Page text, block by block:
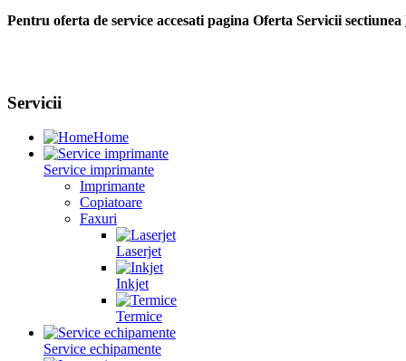
Pentru oferta de service accesati pagina Oferta Servicii sectiunea
Servicii
Home
Service imprimante
Imprimante
Copiatoare
Faxuri
Laserjet
Inkjet
Termice
Service echipamente